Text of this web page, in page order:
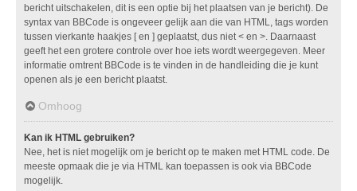
bericht uitschakelen, dit is een optie bij het plaatsen van je bericht). De
syntax van BBCode is ongeveer gelijk aan die van HTML, tags worden
tussen vierkante haakjes [ en ] geplaatst, dus niet < en >. Daarnaast
geeft het een grotere controle over hoe iets wordt weergegeven. Meer
informatie omtrent BBCode is te vinden in de handleiding die je kunt
openen als je een bericht plaatst.
Omhoog
Kan ik HTML gebruiken?
Nee, het is niet mogelijk om je bericht op te maken met HTML code. De
meeste opmaak die je via HTML kan toepassen is ook via BBCode
mogelijk.